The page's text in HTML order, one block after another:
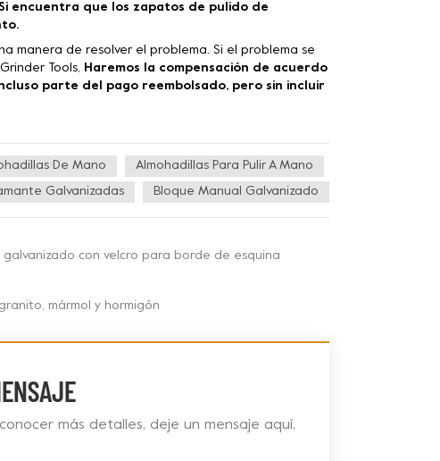
Si encuentra que los zapatos de pulido de
manera de resolver el problema. Si el problema se
Tools,
Haremos la compensación de acuerdo
parte del pago reembolsado, pero sin incluir
De Mano Almohadillas Para Pulir A Mano
Galvanizadas Bloque Manual Galvanizado
con velcro para borde de esquina
mármol y hormigón
más detalles, deje un mensaje aquí,